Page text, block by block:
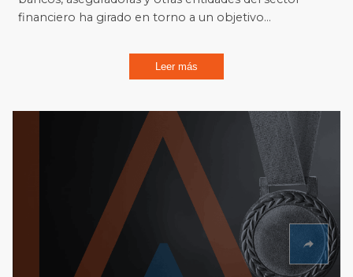
financiero ha girado en torno a un objetivo...
Leer más